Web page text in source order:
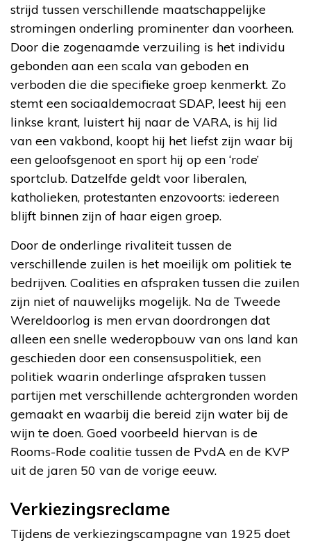
strijd tussen verschillende maatschappelijke
stromingen onderling prominenter dan voorheen.
Door die zogenaamde verzuiling is het individu
gebonden aan een scala van geboden en
verboden die die specifieke groep kenmerkt. Zo
stemt een sociaaldemocraat SDAP, leest hij een
linkse krant, luistert hij naar de VARA, is hij lid
van een vakbond, koopt hij het liefst zijn waar bij
een geloofsgenoot en sport hij op een ‘rode’
sportclub. Datzelfde geldt voor liberalen,
katholieken, protestanten enzovoorts: iedereen
blijft binnen zijn of haar eigen groep.
Door de onderlinge rivaliteit tussen de
verschillende zuilen is het moeilijk om politiek te
bedrijven. Coalities en afspraken tussen die zuilen
zijn niet of nauwelijks mogelijk. Na de Tweede
Wereldoorlog is men ervan doordrongen dat
alleen een snelle wederopbouw van ons land kan
geschieden door een consensuspolitiek, een
politiek waarin onderlinge afspraken tussen
partijen met verschillende achtergronden worden
gemaakt en waarbij die bereid zijn water bij de
wijn te doen. Goed voorbeeld hiervan is de
Rooms-Rode coalitie tussen de PvdA en de KVP
uit de jaren 50 van de vorige eeuw.
Verkiezingsreclame
Tijdens de verkiezingscampagne van 1925 doet